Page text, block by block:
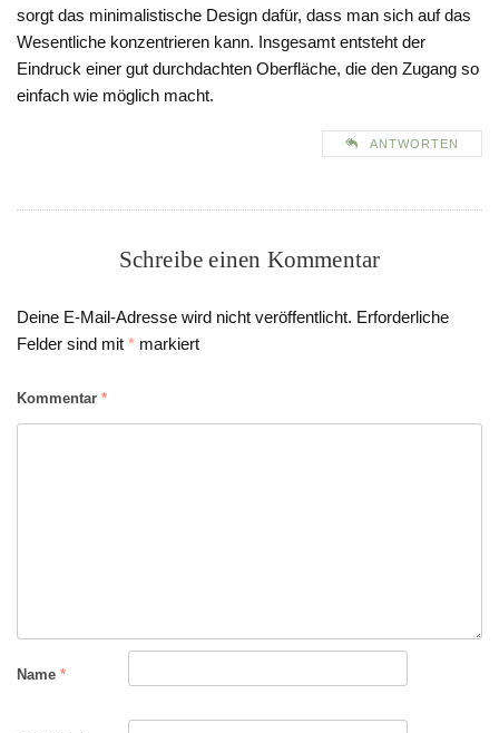
sorgt das minimalistische Design dafür, dass man sich auf das
Wesentliche konzentrieren kann. Insgesamt entsteht der
Eindruck einer gut durchdachten Oberfläche, die den Zugang so
einfach wie möglich macht.
ANTWORTEN
Schreibe einen Kommentar
Deine E-Mail-Adresse wird nicht veröffentlicht. Erforderliche
Felder sind mit * markiert
Kommentar *
Name *